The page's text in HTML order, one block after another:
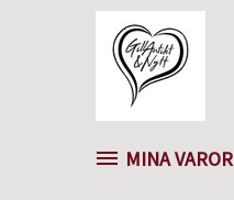
MINA VAROR